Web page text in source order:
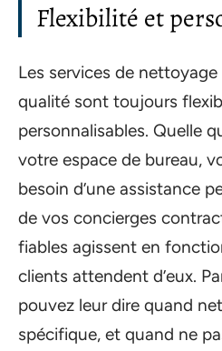
Flexibilité et
Les services de
qualité sont toujours
personnalisables. Quelle
votre espace de bureau,
besoin d’une assistance
de vos concierges
fiables agissent en
clients attendent d’eux.
pouvez leur dire quand
spécifique, et quand ne